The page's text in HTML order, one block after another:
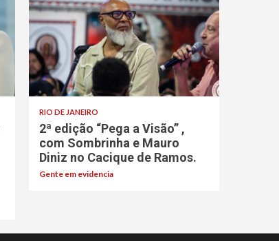
RIO DE JANEIRO
2ª edição “Pega a Visão” ,
com Sombrinha e Mauro
Diniz no Cacique de Ramos.
Gente em evidencia